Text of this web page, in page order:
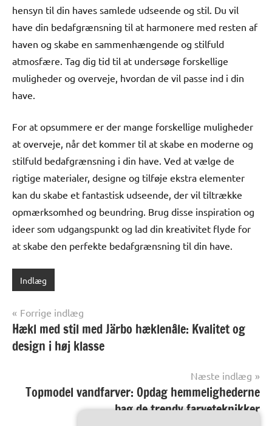
hensyn til din haves samlede udseende og stil. Du vil
have din bedafgrænsning til at harmonere med resten af ​​
haven og skabe en sammenhængende og stilfuld
atmosfære. Tag dig tid til at undersøge forskellige
muligheder og overveje, hvordan de vil passe ind i din
have.
For at opsummere er der mange forskellige muligheder
at overveje, når det kommer til at skabe en moderne og
stilfuld bedafgrænsning i din have. Ved at vælge de
rigtige materialer, designe og tilføje ekstra elementer
kan du skabe et fantastisk udseende, der vil tiltrække
opmærksomhed og beundring. Brug disse inspiration og
ideer som udgangspunkt og lad din kreativitet flyde for
at skabe den perfekte bedafgrænsning til din have.
Indlæg
Indlægsnavigation
Forrige indlæg
Hækl med stil med Järbo hæklenåle: Kvalitet og
design i høj klasse
Næste indlæg
Topmodel vandfarver: Opdag hemmelighederne
bag de trendy farveteknikker